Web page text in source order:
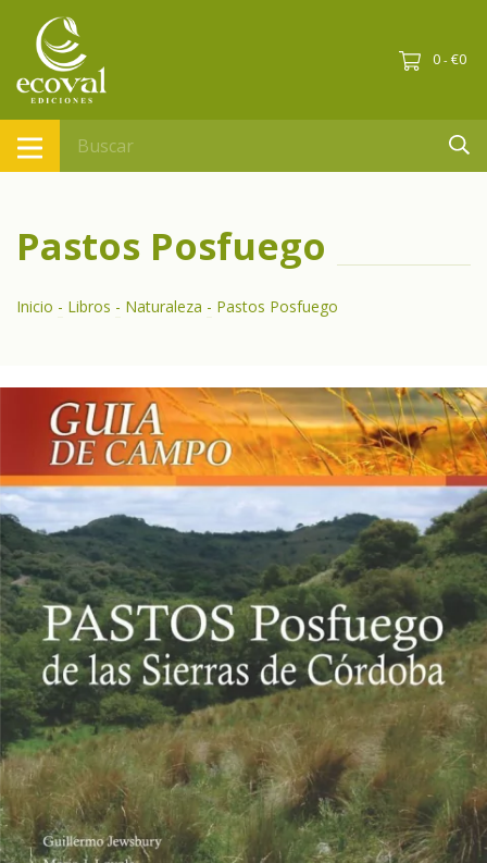
0 - €0
Pastos Posfuego
Inicio - Libros - Naturaleza - Pastos Posfuego